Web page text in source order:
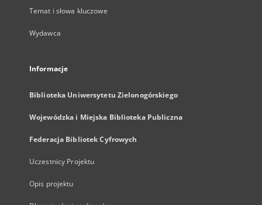
Temat i słowa kluczowe
Wydawca
Informacje
Biblioteka Uniwersytetu Zielonogórskiego
Wojewódzka i Miejska Biblioteka Publiczna
Federacja Bibliotek Cyfrowych
Uczestnicy Projektu
Opis projektu